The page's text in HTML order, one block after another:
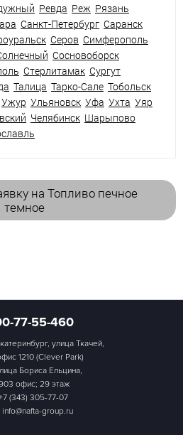
Ревда Реж Рязань
Санкт-Петербург Саранск
Серов Симферополь
Сосновоборск
Стерлитамак Сургут
Талица Тарко-Сале Тобольск
Ужур Ульяновск Уфа Ухта Уяр
Челябинск Шарыпово
на Топливо печное
темное
77-55-460
улица Ткачей,
1210 (Clever Park)
Бориса Ельцина,
офис; 29 этаж
(343) 305-77-07
info@nafta-group.ru